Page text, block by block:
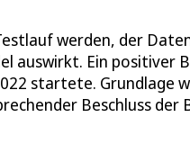
werden, der
auswirkt. Ein positiver
startete.
Beschluss